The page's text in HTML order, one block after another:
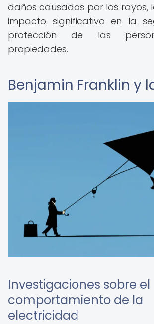
daños causados por los rayos,
impacto significativo en la
protección de las
propiedades.
Benjamin Franklin y
Investigaciones sobre el
comportamiento de la
electricidad